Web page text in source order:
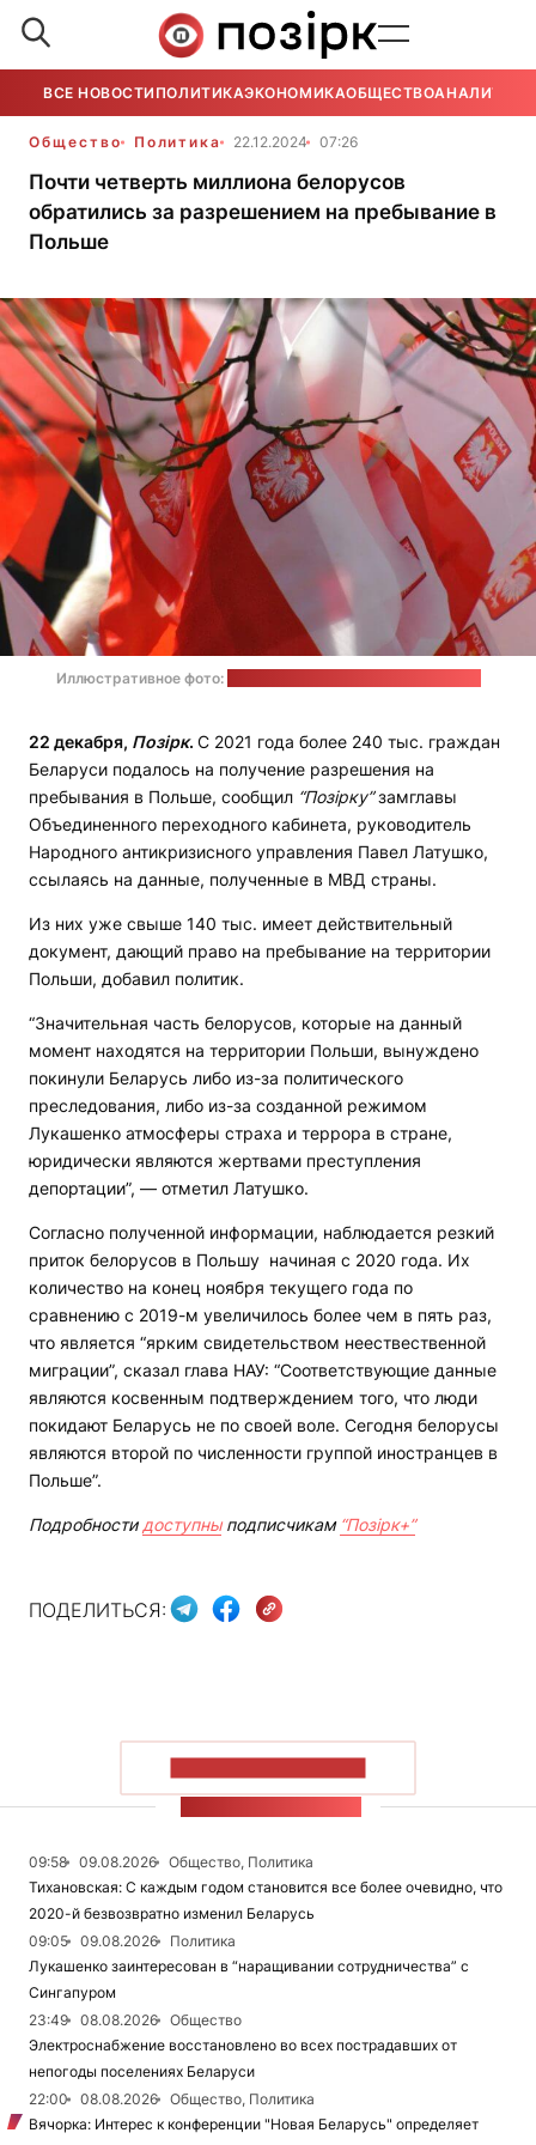
ВСЕ НОВОСТИ ПОЛИТИКАЭКОНОМИКАОБЩЕСТВОАНАЛИТИКА
Общество Политика 22.12.2024 07:26
Почти четверть миллиона белорусов
обратились за разрешением на пребывание в
Польше
Иллюстративное фото:
22 декабря, Позірк. С 2021 года более 240 тыс. граждан
Беларуси подалось на получение разрешения на
пребывания в Польше, сообщил “Позірку”замглавы
Объединенного переходного кабинета, руководитель
Народного антикризисного управления Павел Латушко,
ссылаясь на данные, полученные в МВД страны.
Из них уже свыше 140 тыс. имеет действительный
документ, дающий право на пребывание на территории
Польши, добавил политик.
“Значительная часть белорусов, которые на данный
момент находятся на территории Польши, вынуждено
покинули Беларусь либо из-за политического
преследования, либо из-за созданной режимом
Лукашенко атмосферы страха и террора в стране,
юридически являются жертвами преступления
депортации”, — отметил Латушко.
Согласно полученной информации, наблюдается резкий
приток белорусов в Польшу начиная с 2020 года. Их
количество на конец ноября текущего года по
сравнению с 2019-м увеличилось более чем в пять раз,
что является “ярким свидетельством неествественной
миграции”, сказал глава НАУ: “Соответствующие данные
являются косвенным подтверждением того, что люди
покидают Беларусь не по своей воле. Сегодня белорусы
являются второй по численности группой иностранцев в
Польше”.
Подробности доступныподписчикам “Позірк+”
ПОДЕЛИТЬСЯ:
09:58 09.08.2026
Общество, Политика
Тихановская: С каждым годом становится все более очевидно, что
2020-й безвозвратно изменил Беларусь
09:05
09.08.2026
Политика
Лукашенко заинтересован в “наращивании сотрудничества” с
Сингапуром
23:49
08.08.2026
Общество
Электроснабжение восстановлено во всех пострадавших от
непогоды поселениях Беларуси
22:00
08.08.2026
Общество, Политика
Вячорка: Интерес к конференции "Новая Беларусь" определяет